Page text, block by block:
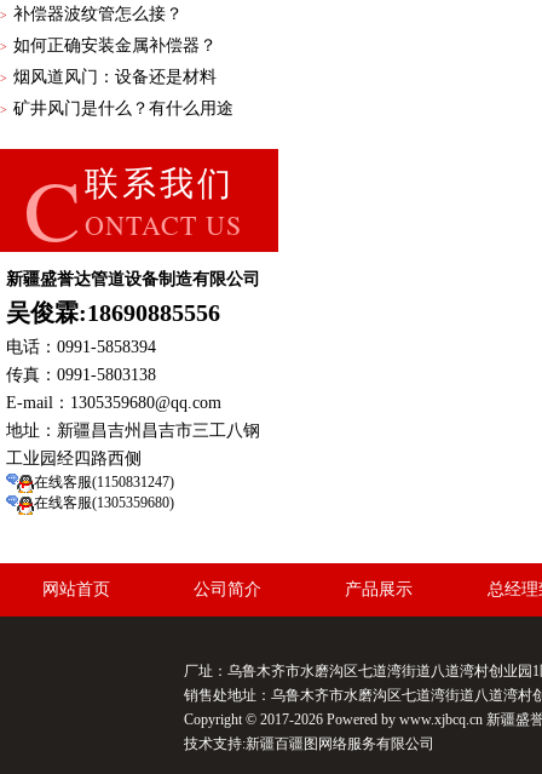
> 补偿器波纹管怎么接？
> 如何正确安装金属补偿器？
> 烟风道风门：设备还是材料
> 矿井风门是什么？有什么用途
C联系我们
ONTACT US
新疆盛誉达管道设备制造有限公司
吴俊霖:18690885556
电话：0991-5858394
传真：0991-5803138
E-mail：1305359680@qq.com
地址：新疆昌吉州昌吉市三工八钢
工业园经四路西侧
在线客服(1150831247)
在线客服(1305359680)
网站首页 公司简介 产品展示 总经理
厂址：乌鲁木齐市水磨沟区七道湾街道八道湾村创业园1
销售处地址：乌鲁木齐市水磨沟区七道湾街道八道湾村
Copyright © 2017-2026 Powered by www.xjbcq.cn 新疆
技术支持:新疆百疆图网络服务有限公司